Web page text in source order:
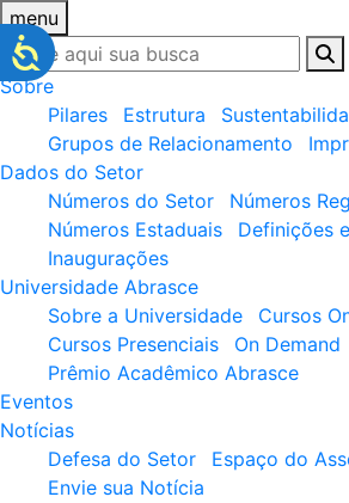
menu
Sobre
Pilares
Estrutura
Grupos de Relacionamento
Dados do Setor
Números do Setor
Números
Números Estaduais
Definições
Inaugurações
Universidade Abrasce
Sobre a Universidade
Cursos
Cursos Presenciais
On Demand
Prêmio Acadêmico Abrasce
Eventos
Notícias
Defesa do Setor
Espaço do
Envie sua Notícia